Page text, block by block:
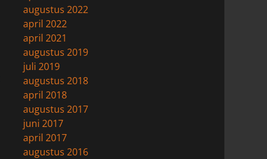
augustus 2022
april 2022
april 2021
augustus 2019
juli 2019
augustus 2018
april 2018
augustus 2017
juni 2017
april 2017
augustus 2016